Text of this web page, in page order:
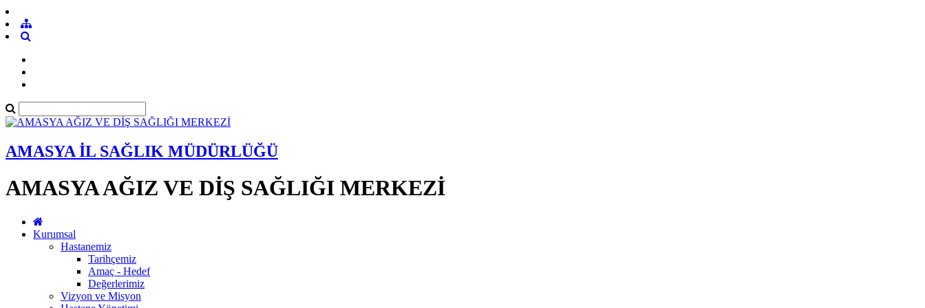
AMASYA İL SAĞLIK MÜDÜRLÜĞÜ
AMASYA AĞIZ VE DİŞ SAĞLIĞI MERKEZİ
Kurumsal
Hastanemiz
Tarihçemiz
Amaç - Hedef
Değerlerimiz
Vizyon ve Misyon